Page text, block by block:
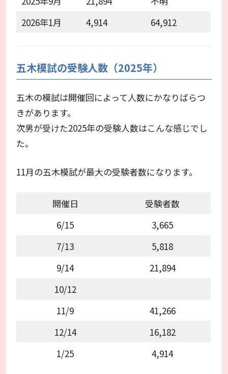
2026年1月
4,914 64,912
五木模試の受験人数（2025年）
五木の模試は開催回によって人数にかなりばらつ
きがあります。
次男が受けた2025年の受験人数はこんな感じでし
た。
11月の五木模試が最大の受験者数になります。
開催日
受験者数
6/15
3,665
7/13
5,818
9/14
21,894
10/12
11/9
41,266
12/14
16,182
1/25
4,914